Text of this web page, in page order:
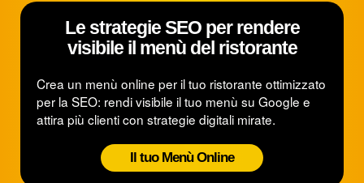
Le strategie SEO per rendere
visibile il menù del ristorante
Crea un menù online per il tuo ristorante ottimizzato
per la SEO: rendi visibile il tuo menù su Google e
attira più clienti con strategie digitali mirate.
Il tuo Menù Online